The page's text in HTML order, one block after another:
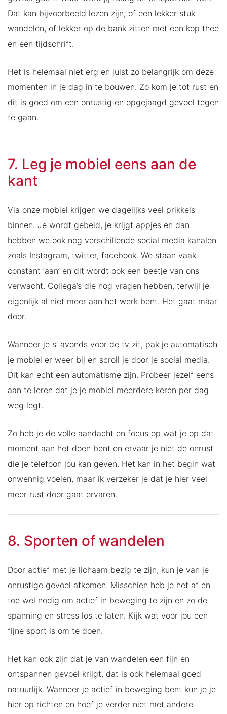
Dat kan bijvoorbeeld lezen zijn, of een lekker stuk
wandelen, of lekker op de bank zitten met een kop thee
en een tijdschrift.
Het is helemaal niet erg en juist zo belangrijk om deze
momenten in je dag in te bouwen. Zo kom je tot rust en
dit is goed om een onrustig en opgejaagd gevoel tegen
te gaan.
7. Leg je mobiel eens aan de
kant
Via onze mobiel krijgen we dagelijks veel prikkels
binnen. Je wordt gebeld, je krijgt appjes en dan
hebben we ook nog verschillende social media kanalen
zoals Instagram, twitter, facebook. We staan vaak
constant ‘aan’ en dit wordt ook een beetje van ons
verwacht. Collega’s die nog vragen hebben, terwijl je
eigenlijk al niet meer aan het werk bent. Het gaat maar
door.
Wanneer je s’ avonds voor de tv zit, pak je automatisch
je mobiel er weer bij en scroll je door je social media.
Dit kan echt een automatisme zijn. Probeer jezelf eens
aan te leren dat je je mobiel meerdere keren per dag
weg legt.
Zo heb je de volle aandacht en focus op wat je op dat
moment aan het doen bent en ervaar je niet de onrust
die je telefoon jou kan geven. Het kan in het begin wat
onwennig voelen, maar ik verzeker je dat je hier veel
meer rust door gaat ervaren.
8. Sporten of wandelen
Door actief met je lichaam bezig te zijn, kun je van je
onrustige gevoel afkomen. Misschien heb je het af en
toe wel nodig om actief in beweging te zijn en zo de
spanning en stress los te laten. Kijk wat voor jou een
fijne sport is om te doen.
Het kan ook zijn dat je van wandelen een fijn en
ontspannen gevoel krijgt, dat is ook helemaal goed
natuurlijk. Wanneer je actief in beweging bent kun je je
hier op richten en hoef je verder niet met andere